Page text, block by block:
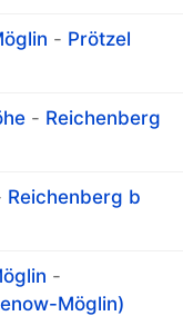
- Prötzel
- Reichenberg
Reichenberg b
-
Möglin)